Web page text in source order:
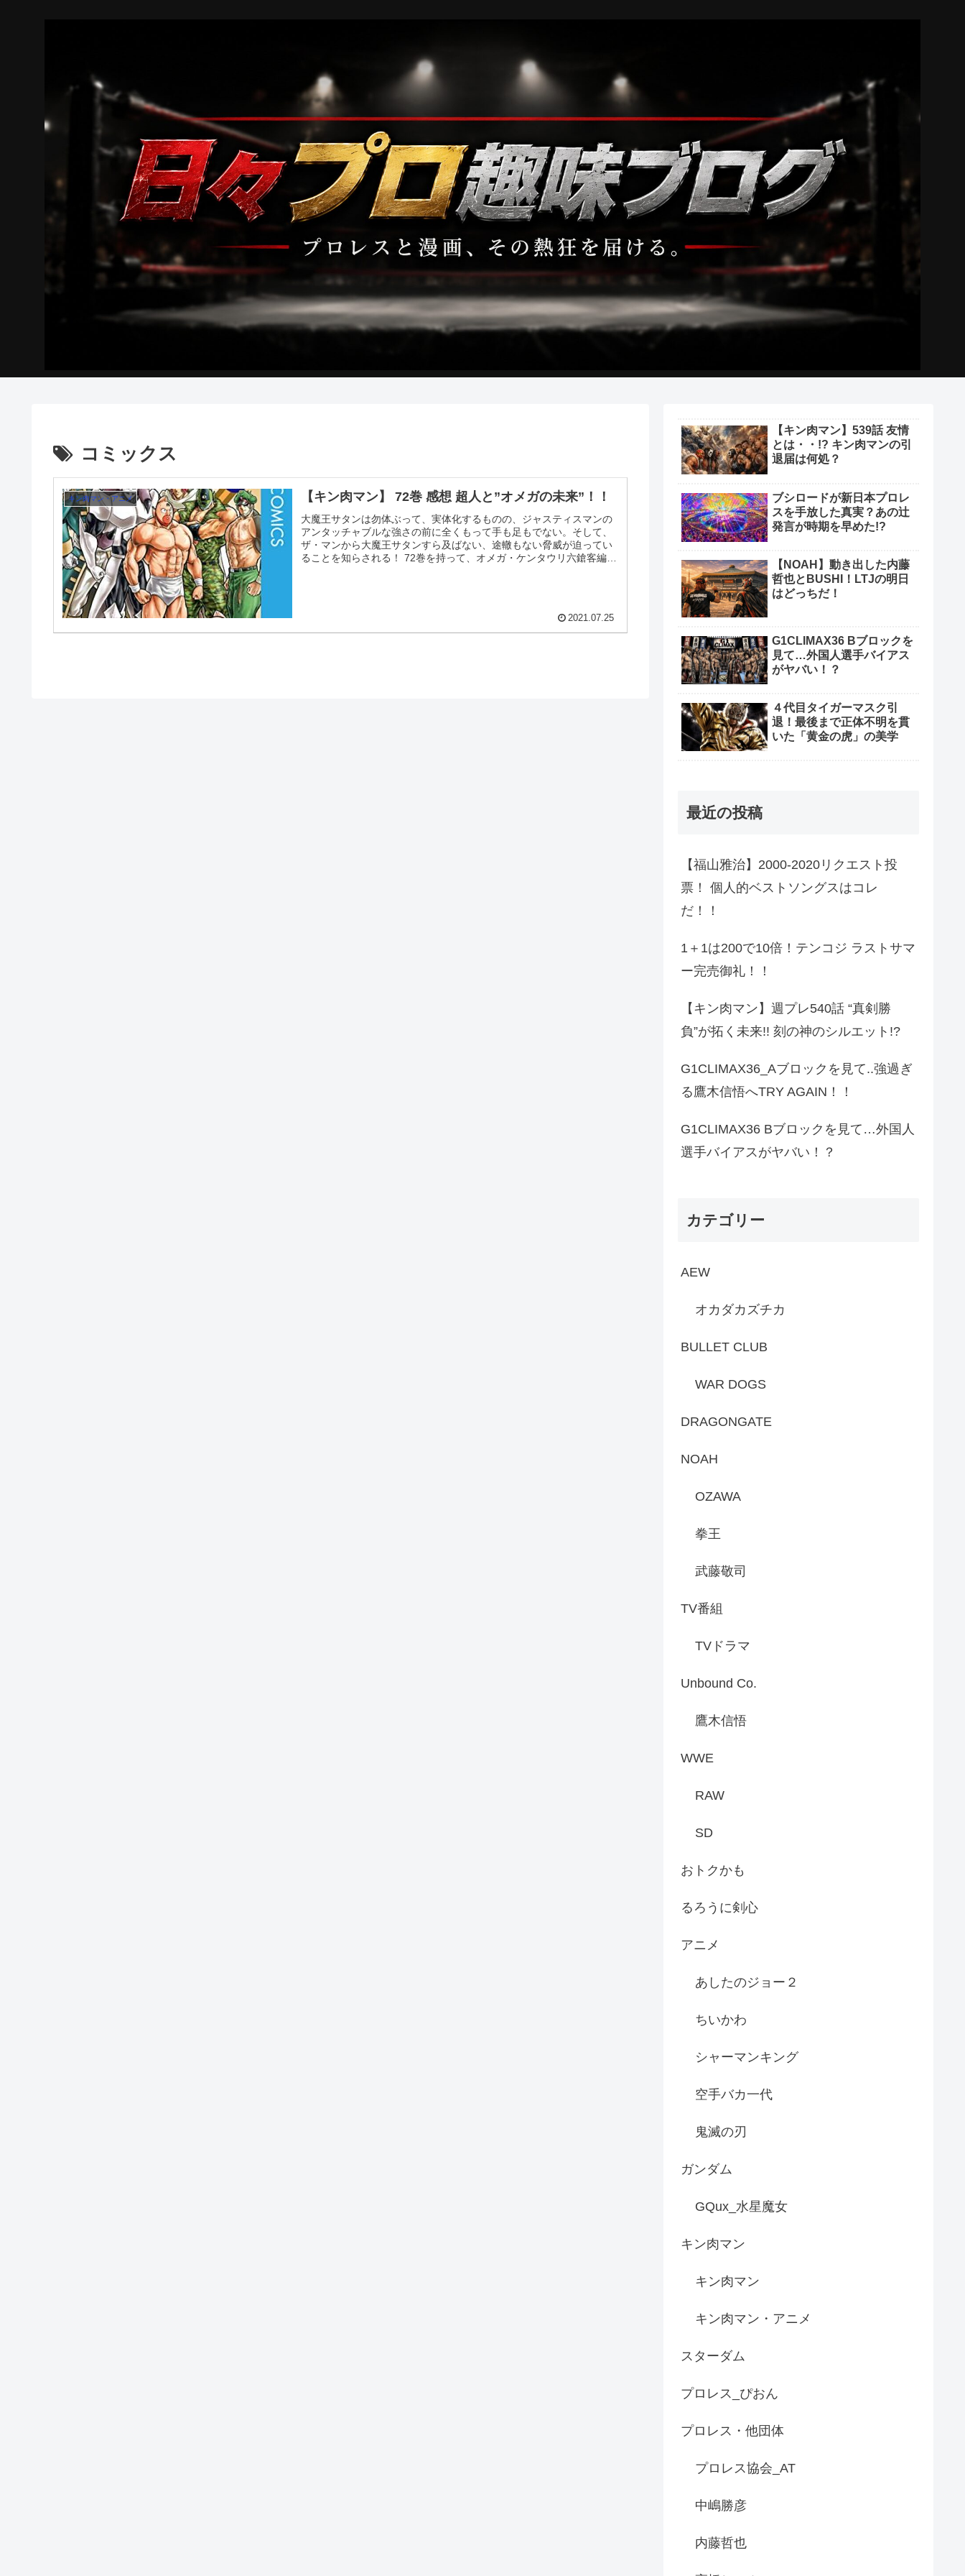
コミックス
キン肉マン・アニメ 【キン肉マン】 72巻 感想 超人と”オメガの未来”！！
大魔王サタンは勿体ぶって、実体化するものの、ジャスティスマンの
アンタッチャブルな強さの前に全くもって手も足もでない。そして、
ザ・マンから大魔王サタンすら及ばない、途轍もない脅威が迫ってい
ることを知らされる！ 72巻を持って、オメガ・ケンタウリ六鎗客編が
2021.07.25
【キン肉マン】539話 友情
とは・・!? キン肉マンの引
退届は何処？
ブシロードが新日本プロレ
スを手放した真実？あの辻
発言が時期を早めた!?
【NOAH】動き出した内藤
哲也とBUSHI！LTJの明日
はどっちだ！
G1CLIMAX36 Bブロックを
見て…外国人選手バイアス
がヤバい！？
４代目タイガーマスク引
退！最後まで正体不明を貫
いた「黄金の虎」の美学
最近の投稿
【福山雅治】2000-2020リクエスト投
票！ 個人的ベストソングスはコレ
だ！！
1＋1は200で10倍！テンコジ ラストサマ
ー完売御礼！！
【キン肉マン】週プレ540話 “真剣勝
負”が拓く未来!! 刻の神のシルエット!?
G1CLIMAX36_Aブロックを見て..強過ぎ
る鷹木信悟へTRY AGAIN！！
G1CLIMAX36 Bブロックを見て…外国人
選手バイアスがヤバい！？
カテゴリー
AEW
オカダカズチカ
BULLET CLUB
WAR DOGS
DRAGONGATE
NOAH
OZAWA
拳王
武藤敬司
TV番組
TVドラマ
Unbound Co.
鷹木信悟
WWE
RAW
SD
おトクかも
るろうに剣心
アニメ
あしたのジョー２
ちいかわ
シャーマンキング
空手バカ一代
鬼滅の刃
ガンダム
GQux_水星魔女
キン肉マン
キン肉マン
キン肉マン・アニメ
スターダム
プロレス_ぴおん
プロレス・他団体
プロレス協会_AT
中嶋勝彦
内藤哲也